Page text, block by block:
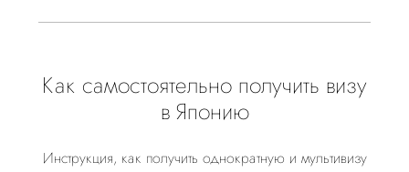
Как самостоятельно получить визу
в Японию
Инструкция, как получить однократную и мультивизу